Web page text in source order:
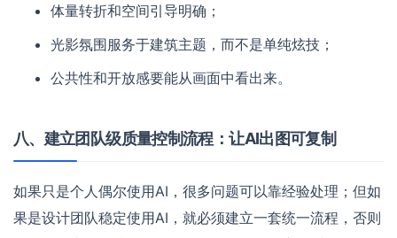
体量转折和空间引导明确；
光影氛围服务于建筑主题，而不是单纯炫技；
公共性和开放感要能从画面中看出来。
八、建立团队级质量控制流程：让AI出图可复制
如果只是个人偶尔使用AI，很多问题可以靠经验处理；但如
果是设计团队稳定使用AI，就必须建立一套统一流程，否则